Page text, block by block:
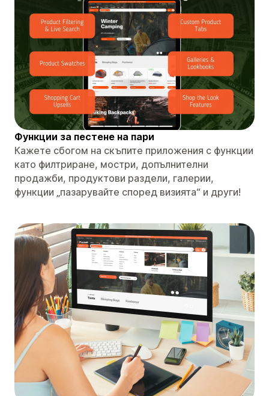
Функции за пестене на пари
Кажете сбогом на скъпите приложения с функции
като филтриране, мостри, допълнителни
продажби, продуктови раздели, галерии,
функции „пазарувайте според визията“ и други!